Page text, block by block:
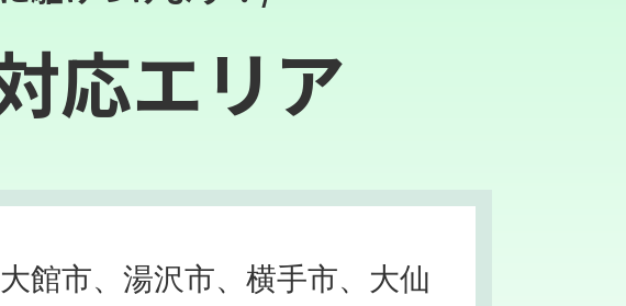
応エリア
館市、湯沢市、横手市、大仙